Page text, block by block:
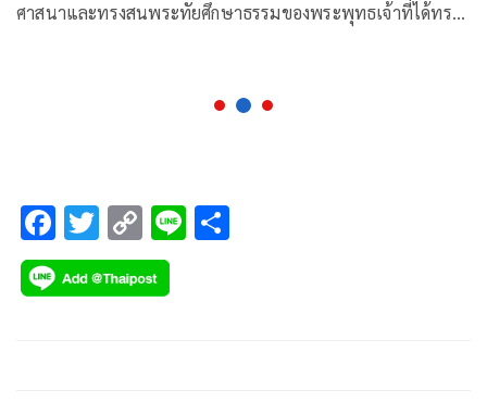
ศาสนาและทรงสนพระทัยศึกษาธรรมของพระพุทธเจ้าที่ได้ทรง
F
ac
e
T
wi
tt
C
o
p
Li